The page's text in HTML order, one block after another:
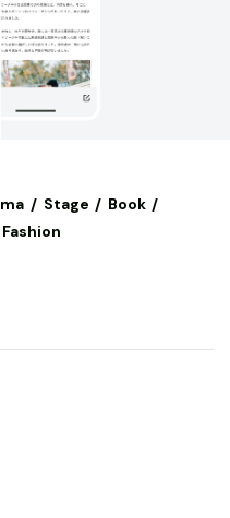
Stage
Book
Fashion